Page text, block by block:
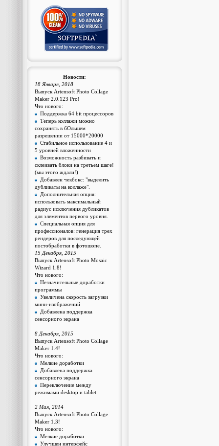
Новости:
18 Января, 2018
Выпуск Artensoft Photo Collage
Maker 2.0.123 Pro!
Что нового:
Поддержка 64 bit процессоров
Теперь коллажи можно
сохранять в бОльшем
разрешении от 15000*20000
Стабильное использование 4 и
5 уровней вложенности
Возможность разбивать и
склеивать блоки на третьем шаге!
(мы этого ждали!)
Добавлен чекбокс: "выделить
дубликаты на коллаже".
Дополнительная опция:
использовать максимальный
радиус исключения дубликатов
для элементов первого уровня.
Специальная опция для
профессионалов: генерация трех
рендеров для последующей
постобработки в фотошопе.
15 Декабря, 2015
Выпуск Artensoft Photo Mosaic
Wizard 1.8!
Что нового:
Незначительные доработки
программы
Увеличена скорость загрузки
мини-изображений
Добавлена поддержка
сенсорного экрана
8 Декабря, 2015
Выпуск Artensoft Photo Collage
Maker 1.4!
Что нового:
Мелкие доработки
Добавлена поддержка
сенсорного экрана
Переключение между
режимами desktop и tablet
2 Мая, 2014
Выпуск Artensoft Photo Collage
Maker 1.3!
Что нового:
Мелкие доработки
Улучшен интерфейс